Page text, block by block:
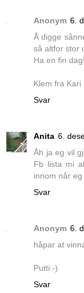
Anonym 6.
Å digge
så altfor stor
Ha en fin dag!
Klem fra
Svar
Anita 6.
Åh ja eg vil
Fb lista mi
innom når
Svar
Anonym 6.
håpar at
Putti:-)
Svar